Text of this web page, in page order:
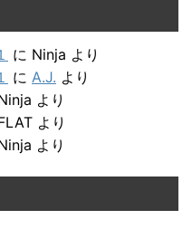
に Ninja より
に A.J. より
より
より
より